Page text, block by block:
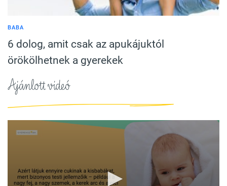
BABA
6 dolog, amit csak az apukájuktól
örökölhetnek a gyerekek
Ajánlott videó